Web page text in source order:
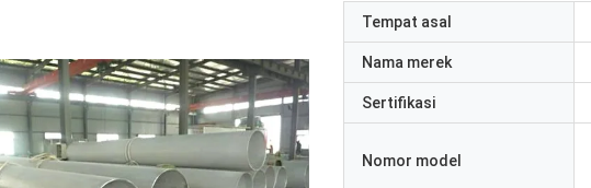
Tempat asal
Nama merek
Sertifikasi
Nomor model